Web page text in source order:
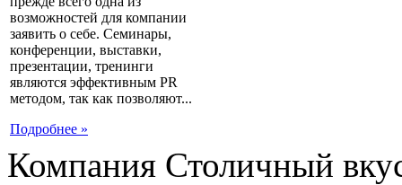
возможностей для компании
заявить о себе. Семинары,
конференции, выставки,
презентации, тренинги
являются эффективным PR
методом, так как позволяют...
Подробнее »
Компания Столичный